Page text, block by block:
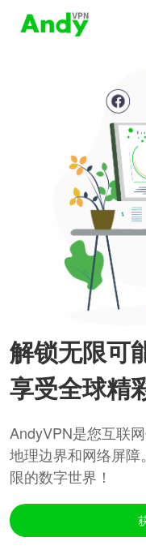
解锁无限可
享受全球精
AndyVPN是您互联
地理边界和网络屏
限的数字世界！